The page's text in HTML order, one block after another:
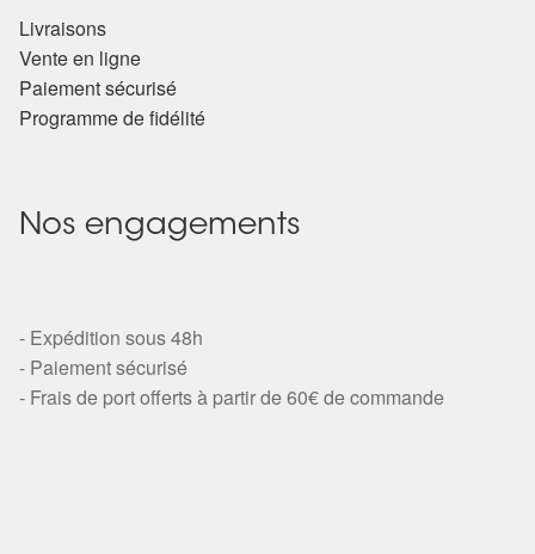
Livraisons
Vente en ligne
Paiement sécurisé
Programme de fidélité
Nos engagements
- Expédition sous 48h
- Paiement sécurisé
- Frais de port offerts à partir de 60€ de commande